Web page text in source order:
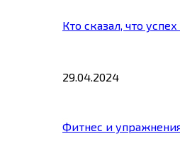
Кто сказал, что
29.04.2024
Фитнес и